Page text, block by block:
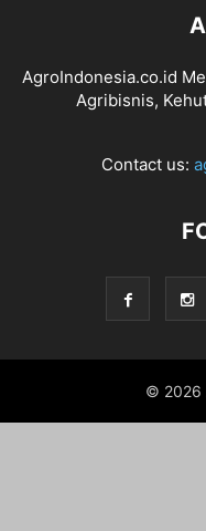
AgroIndonesia.co.id
Agribisnis,
Contact us:
© 2026